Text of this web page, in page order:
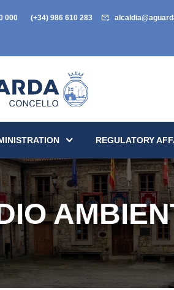
000 (+34) 986 610 283
REGULATORY